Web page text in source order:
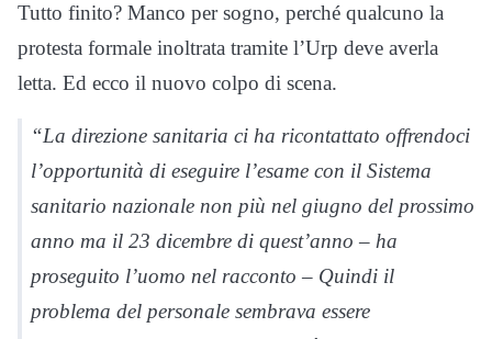
Tutto finito? Manco per sogno, perché qualcuno la
protesta formale inoltrata tramite l’Urp deve averla
letta. Ed ecco il nuovo colpo di scena.
“La direzione sanitaria ci ha ricontattato offrendoci
l’opportunità di eseguire l’esame con il Sistema
sanitario nazionale non più nel giugno del prossimo
anno ma il 23 dicembre di quest’anno – ha
proseguito l’uomo nel racconto – Quindi il
problema del personale sembrava essere